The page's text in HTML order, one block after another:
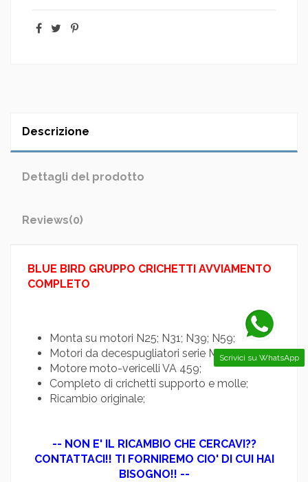
Descrizione
Dettagli del prodotto
Reviews(0)
BLUE BIRD GRUPPO CRICHETTI AVVIAMENTO
COMPLETO
Monta su motori N25; N31; N39; N59;
Motori da decespugliatori serie M;
Motore moto-vericelli VA 459;
Completo di crichetti supporto e molle;
Ricambio originale;
-- NON E' IL RICAMBIO CHE CERCAVI??
CONTATTACI!! TI FORNIREMO CIO' DI CUI HAI
BISOGNO!! --
Scrivici su WhatsApp